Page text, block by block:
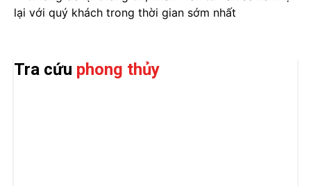
lại với quý khách trong thời gian sớm nhất
Tra cứu phong thủy